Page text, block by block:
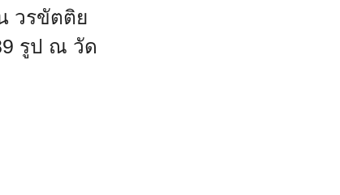
วรขัตติย
รูป ณ วัด